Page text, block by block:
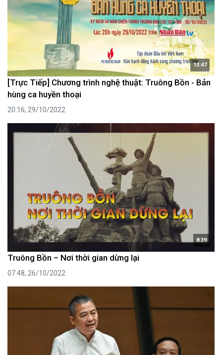
13:47
[Trực Tiếp] Chương trình nghệ thuật: Truông Bồn - Bản
hùng ca huyền thoại
20:16, 29/10/2022
8:39
Truông Bồn – Nơi thời gian dừng lại
07:48, 26/10/2022